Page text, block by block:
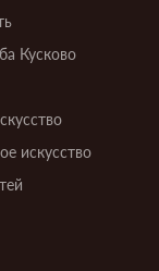
Кусково
искусство